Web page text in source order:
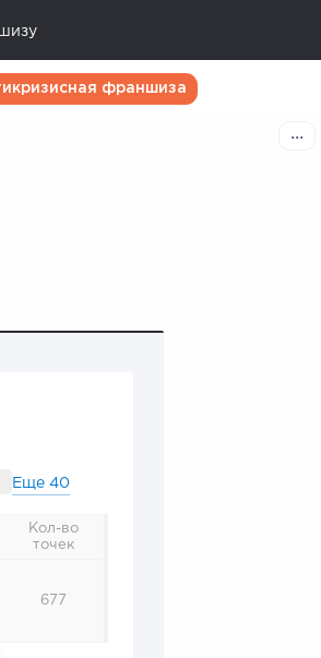
франшиза
Еще 40
Кол-во
точек
677